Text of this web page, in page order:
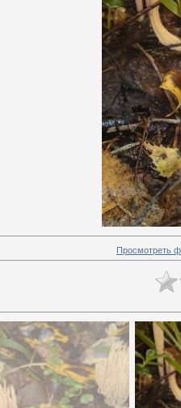
Просмотреть